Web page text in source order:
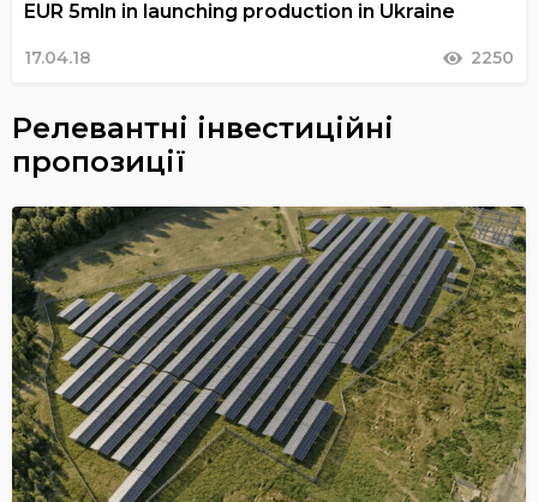
EUR 5mln in launching production in Ukraine
17.04.18 2250
Релевантні інвестиційні
пропозиції